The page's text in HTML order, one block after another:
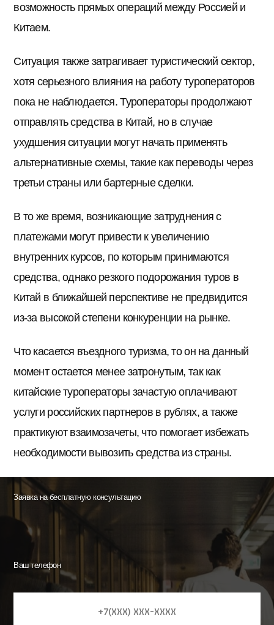
возможность прямых операций между Россией и
Китаем.
Ситуация также затрагивает туристический сектор,
хотя серьезного влияния на работу туроператоров
пока не наблюдается. Туроператоры продолжают
отправлять средства в Китай, но в случае
ухудшения ситуации могут начать применять
альтернативные схемы, такие как переводы через
третьи страны или бартерные сделки.
В то же время, возникающие затруднения с
платежами могут привести к увеличению
внутренних курсов, по которым принимаются
средства, однако резкого подорожания туров в
Китай в ближайшей перспективе не предвидится
из-за высокой степени конкуренции на рынке.
Что касается въездного туризма, то он на данный
момент остается менее затронутым, так как
китайские туроператоры зачастую оплачивают
услуги российских партнеров в рублях, а также
практикуют взаимозачеты, что помогает избежать
необходимости вывозить средства из страны.
Заявка на бесплатную консультацию
Ваш телефон